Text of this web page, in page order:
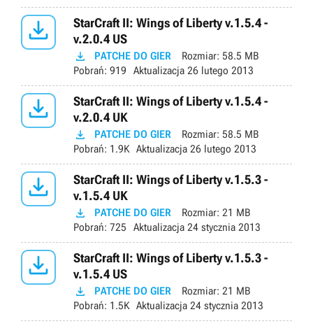

StarCraft II: Wings of Liberty v.1.5.4 -
v.2.0.4 US
 PATCHE DO GIER Rozmiar: 58.5 MB
Pobrań: 919 Aktualizacja 26 lutego 2013

StarCraft II: Wings of Liberty v.1.5.4 -
v.2.0.4 UK
 PATCHE DO GIER Rozmiar: 58.5 MB
Pobrań: 1.9K Aktualizacja 26 lutego 2013

StarCraft II: Wings of Liberty v.1.5.3 -
v.1.5.4 UK
 PATCHE DO GIER Rozmiar: 21 MB
Pobrań: 725 Aktualizacja 24 stycznia 2013

StarCraft II: Wings of Liberty v.1.5.3 -
v.1.5.4 US
 PATCHE DO GIER Rozmiar: 21 MB
Pobrań: 1.5K Aktualizacja 24 stycznia 2013